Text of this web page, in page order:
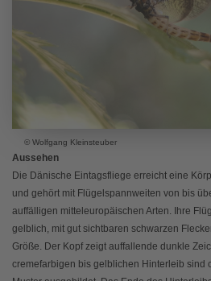
© Wolfgang Kleinsteuber
Aussehen
Die Dänische Eintagsfliege erreicht eine
und gehört mit Flügelspannweiten von bis
auffälligen mitteleuropäischen Arten. Ihre
gelblich, mit gut sichtbaren schwarzen
Größe. Der Kopf zeigt auffallende dunkle
cremefarbigen bis gelblichen Hinterleib sind